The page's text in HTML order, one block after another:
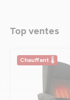
Top ventes
Chauffant 🌡